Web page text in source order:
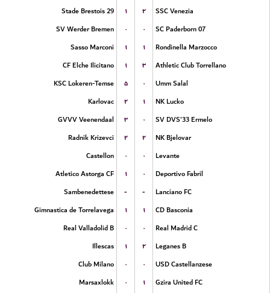
Stade Brestois 29
۱ ۲
SSC Venezia
SV Werder Bremen
۰ ۰
SC Paderborn 07
Sasso Marconi
۱ ۱
Rondinella Marzocco
CF Elche Ilicitano
۱ ۳
Athletic Club Torrellano
KSC Lokeren-Temse
۵ ۰
Umm Salal
Karlovac
۲ ۱
NK Lucko
GVVV Veenendaal
۳ ۰
SV DVS'33 Ermelo
Radnik Krizevci
۲ ۲
NK Bjelovar
Castellon
۰ ۰
Levante
Atletico Astorga CF
۱ ۰
Deportivo Fabril
Sambenedettese
- -
Lanciano FC
Gimnastica de Torrelavega
۱ ۱
CD Basconia
Real Valladolid B
۰ ۰
Real Madrid C
Illescas
۱ ۲
Leganes B
Club Milano
۰ ۰
USD Castellanzese
Marsaxlokk
۰ ۱
Gzira United FC